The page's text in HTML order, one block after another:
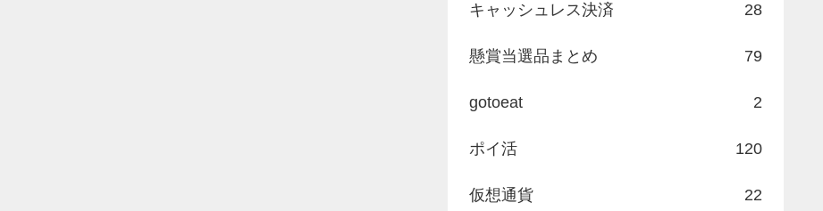
キャッシュレス決済 28
懸賞当選品まとめ 79
gotoeat 2
ポイ活 120
仮想通貨 22